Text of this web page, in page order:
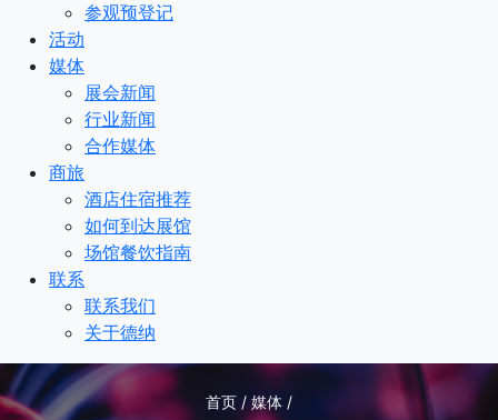
参观预登记
活动
媒体
展会新闻
行业新闻
合作媒体
商旅
酒店住宿推荐
如何到达展馆
场馆餐饮指南
联系
联系我们
关于德纳
首页 / 媒体 /